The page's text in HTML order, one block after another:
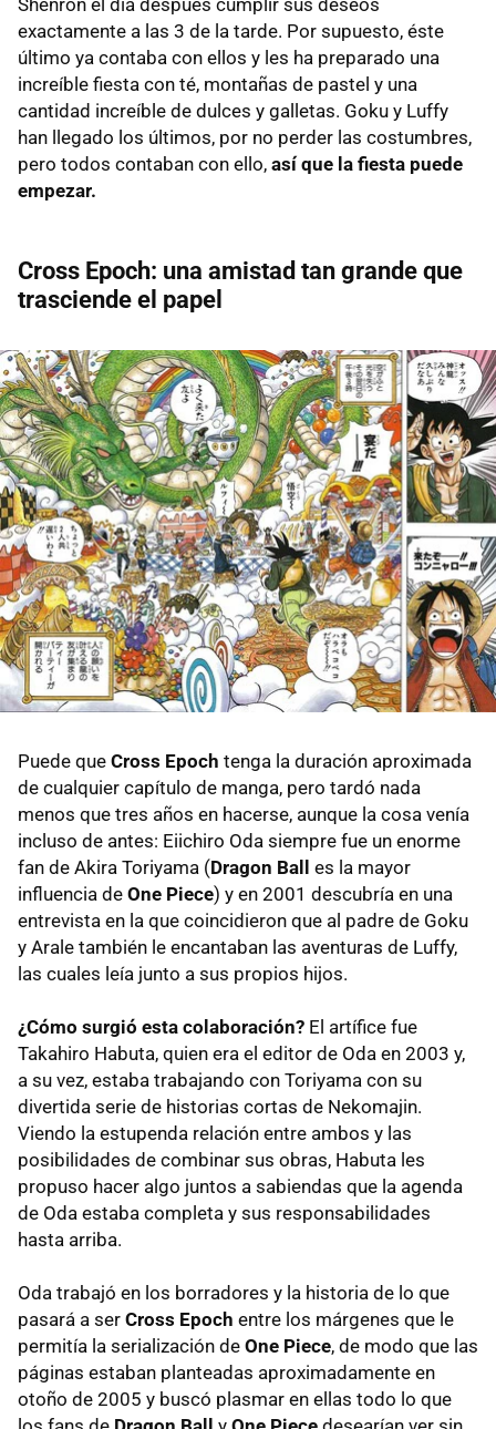
Shenron el día después cumplir sus deseos
exactamente a las 3 de la tarde. Por supuesto, éste
último ya contaba con ellos y les ha preparado una
increíble fiesta con té, montañas de pastel y una
cantidad increíble de dulces y galletas. Goku y Luffy
han llegado los últimos, por no perder las costumbres,
pero todos contaban con ello, así que la fiesta puede
empezar.
Cross Epoch: una amistad tan grande que
trasciende el papel
Puede que Cross Epoch tenga la duración aproximada
de cualquier capítulo de manga, pero tardó nada
menos que tres años en hacerse, aunque la cosa venía
incluso de antes: Eiichiro Oda siempre fue un enorme
fan de Akira Toriyama (Dragon Ball es la mayor
influencia de One Piece) y en 2001 descubría en una
entrevista en la que coincidieron que al padre de Goku
y Arale también le encantaban las aventuras de Luffy,
las cuales leía junto a sus propios hijos.
¿Cómo surgió esta colaboración? El artífice fue
Takahiro Habuta, quien era el editor de Oda en 2003 y,
a su vez, estaba trabajando con Toriyama con su
divertida serie de historias cortas de Nekomajin.
Viendo la estupenda relación entre ambos y las
posibilidades de combinar sus obras, Habuta les
propuso hacer algo juntos a sabiendas que la agenda
de Oda estaba completa y sus responsabilidades
hasta arriba.
Oda trabajó en los borradores y la historia de lo que
pasará a ser Cross Epoch entre los márgenes que le
permitía la serialización de One Piece, de modo que las
páginas estaban planteadas aproximadamente en
otoño de 2005 y buscó plasmar en ellas todo lo que